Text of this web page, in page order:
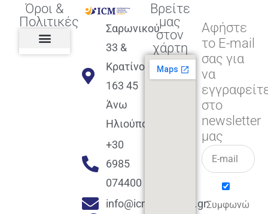
Όροι &
Πολιτικές
Σαρωνικού
33 &
Κρατίνου
163 45
Άνω
Ηλιούπολη
+30
6985
074400
info@icmacademy.gr
Βρείτε
μας
στον
χάρτη
Αφήστε
το E-mail
σας για
να
στο
newsletter
μας
Συμφωνώ